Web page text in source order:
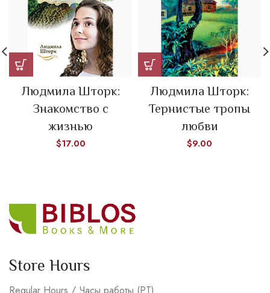
Людмила Шторк:
Знакомство с
жизнью
$17.00
Людмила Шторк:
Тернистые тропы
любви
$9.00
Store Hours